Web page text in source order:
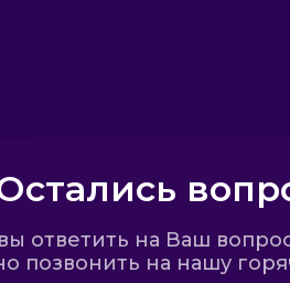
ответить на Ваш
позвонить на нашу